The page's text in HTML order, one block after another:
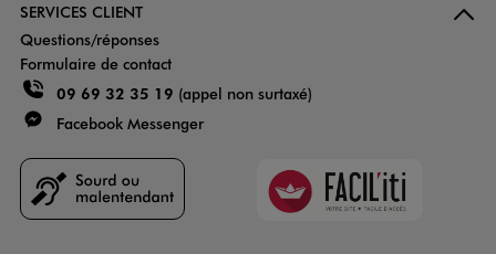
SERVICES CLIENT
Questions/réponses
Formulaire de contact
09 69 32 35 19 (appel non surtaxé)
Facebook Messenger
Faciliti